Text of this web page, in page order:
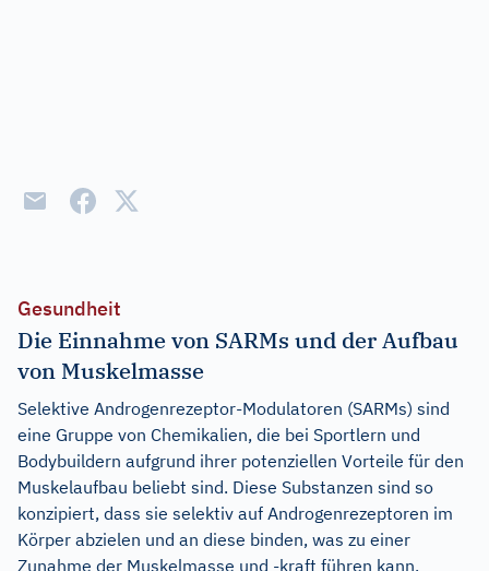
Gesundheit
Die Einnahme von SARMs und der Aufbau
von Muskelmasse
Selektive Androgenrezeptor-Modulatoren (SARMs) sind
eine Gruppe von Chemikalien, die bei Sportlern und
Bodybuildern aufgrund ihrer potenziellen Vorteile für den
Muskelaufbau beliebt sind. Diese Substanzen sind so
konzipiert, dass sie selektiv auf Androgenrezeptoren im
Körper abzielen und an diese binden, was zu einer
Zunahme der Muskelmasse und -kraft führen kann.